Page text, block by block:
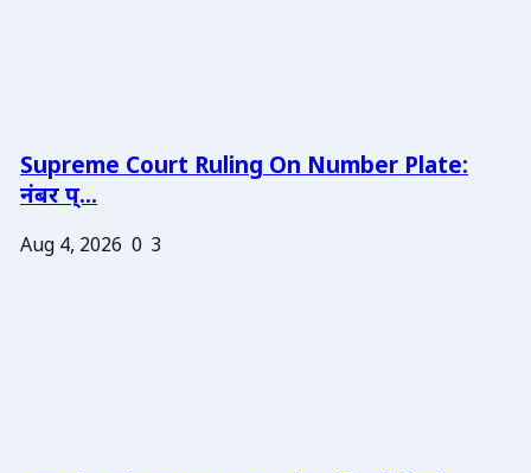
Supreme Court Ruling On Number Plate:
नंबर प्...
Aug 4, 2026 0 3